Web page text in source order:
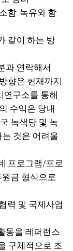
함. 녹유와 함
같이 하는 방
과 연락해서
향은 현재까지
연구소를 통해
수익은 당내
녹색당 및 녹
것은 어려울
프로그램/프로
금 형식으로
력 및 국제사업
동을 레퍼런스
구체적으로 조